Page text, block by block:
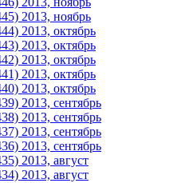
2013, ноябрь
2013, октябрь
2013, октябрь
2013, октябрь
2013, октябрь
2013, октябрь
2013, сентябрь
2013, сентябрь
2013, сентябрь
2013, сентябрь
2013, август
2013, август